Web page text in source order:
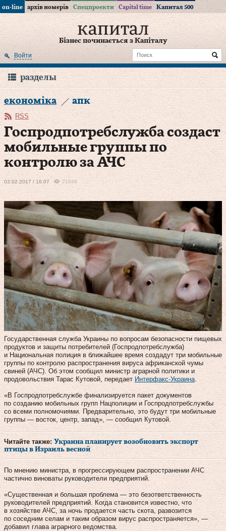
on-line архів номерів Спецпроекти Capital time Капитал 500
Бізнес починається з Капіталу
Войти
разделы
економіка апк
RSS
Госпродпотребслужба создаст
мобильные группы по
контролю за АЧС
03.02.2017 / 16:07 21649
Государственная служба Украины по вопросам безопасности пищевых
продуктов и защиты потребителей (Госпродпотребслужба)
и Национальная полиция в ближайшее время создадут три мобильные
группы по контролю распространения вируса африканской чумы
свиней (АЧС). Об этом сообщил министр аграрной политики и
продовольствия Тарас Кутовой, передает Интерфакс-Украина
«В Госпродпотребслужбе финализируется пакет документов
по созданию мобильных групп Нацполиции и Госпродпотребслужбы
со всеми полномочиями. Предварительно, это будут три мобильные
группы — восток, центр, запад», — сообщил Кутовой.
Читайте также: Украина планирует возобновить экспорт
птицы в Израиль весной
По мнению министра, в прогрессирующем распространении АЧС
частично виноваты руководители предприятий.
«Существенная и большая проблема — это безответственность
руководителей предприятий. Когда становится известно, что
в хозяйстве АЧС, за ночь продается часть скота, развозится
по соседним селам и таким образом вирус распространяется», —
добавил глава аграрного ведомства.